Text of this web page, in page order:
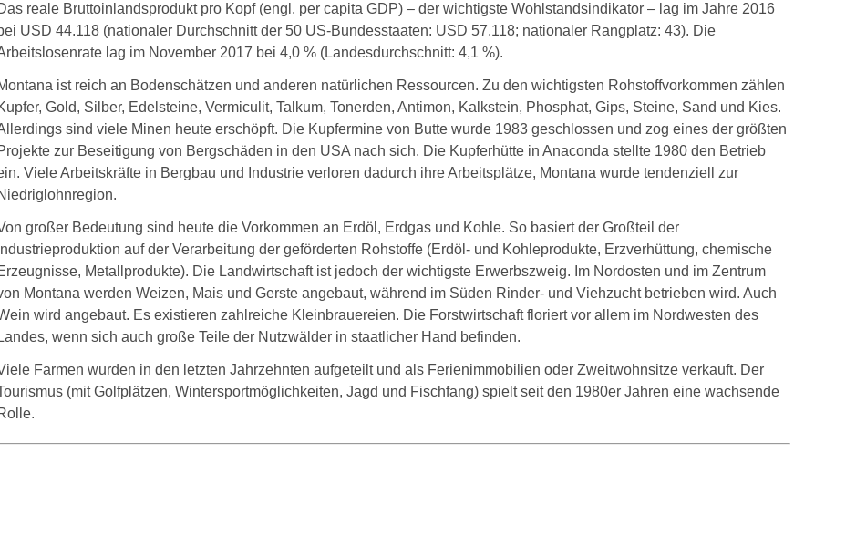
reale Bruttoinlandsprodukt pro Kopf (engl. per capita GDP) – der wichtigste Wohlstandsindikator – lag im Jahre 2016
USD 44.118 (nationaler Durchschnitt der 50 US-Bundesstaaten: USD 57.118; nationaler Rangplatz: 43). Die
lag im November 2017 bei 4,0 % (Landesdurchschnitt: 4,1 %).
ist reich an Bodenschätzen und anderen natürlichen Ressourcen. Zu den wichtigsten Rohstoffvorkommen zählen
Gold, Silber, Edelsteine, Vermiculit, Talkum, Tonerden, Antimon, Kalkstein, Phosphat, Gips, Steine, Sand und Kies.
sind viele Minen heute erschöpft. Die Kupfermine von Butte wurde 1983 geschlossen und zog eines der größten
zur Beseitigung von Bergschäden in den USA nach sich. Die Kupferhütte in Anaconda stellte 1980 den Betrieb
Viele Arbeitskräfte in Bergbau und Industrie verloren dadurch ihre Arbeitsplätze, Montana wurde tendenziell zur
großer Bedeutung sind heute die Vorkommen an Erdöl, Erdgas und Kohle. So basiert der Großteil der
Industrieproduktion auf der Verarbeitung der geförderten Rohstoffe (Erdöl- und Kohleprodukte, Erzverhüttung, chemische
Metallprodukte). Die Landwirtschaft ist jedoch der wichtigste Erwerbszweig. Im Nordosten und im Zentrum
Montana werden Weizen, Mais und Gerste angebaut, während im Süden Rinder- und Viehzucht betrieben wird. Auch
wird angebaut. Es existieren zahlreiche Kleinbrauereien. Die Forstwirtschaft floriert vor allem im Nordwesten des
Landes, wenn sich auch große Teile der Nutzwälder in staatlicher Hand befinden.
Farmen wurden in den letzten Jahrzehnten aufgeteilt und als Ferienimmobilien oder Zweitwohnsitze verkauft. Der
(mit Golfplätzen, Wintersportmöglichkeiten, Jagd und Fischfang) spielt seit den 1980er Jahren eine wachsende